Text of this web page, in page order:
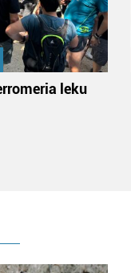
leku